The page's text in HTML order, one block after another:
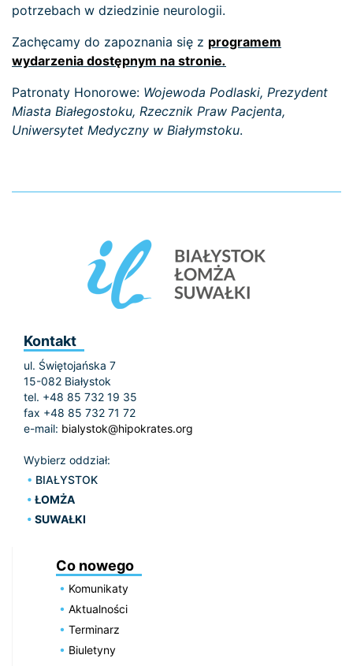
potrzebach w dziedzinie neurologii.
Zachęcamy do zapoznania się z programem
wydarzenia dostępnym na stronie.
Patronaty Honorowe: Wojewoda Podlaski, Prezydent
Miasta Białegostoku, Rzecznik Praw Pacjenta,
Uniwersytet Medyczny w Białymstoku.
Kontakt
ul. Świętojańska 7
15-082 Białystok
tel. +48 85 732 19 35
fax +48 85 732 71 72
e-mail: bialystok@hipokrates.org
Wybierz oddział:
BIAŁYSTOK
ŁOMŻA
SUWAŁKI
Co nowego
Komunikaty
Aktualności
Terminarz
Biuletyny